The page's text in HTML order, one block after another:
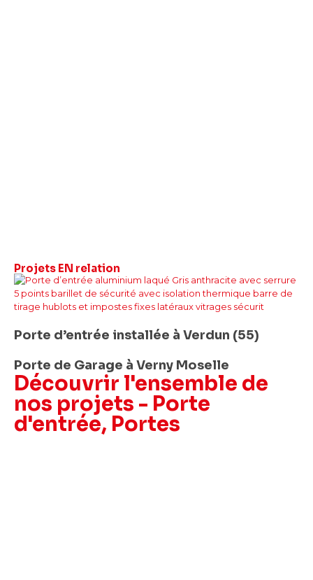
Projets EN relation
Porte d’entrée installée à Verdun (55)
Porte de Garage à Verny Moselle
Découvrir l'ensemble de
nos projets - Porte
d'entrée, Portes